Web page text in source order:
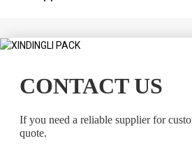
CONTACT US
If you need a reliable supplier for
quote.